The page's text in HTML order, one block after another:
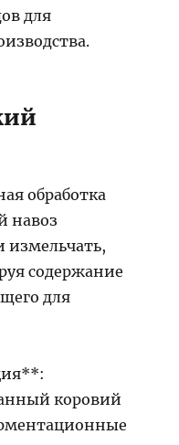
для
обработка
навоз
измельчать,
содержание
для
коровий